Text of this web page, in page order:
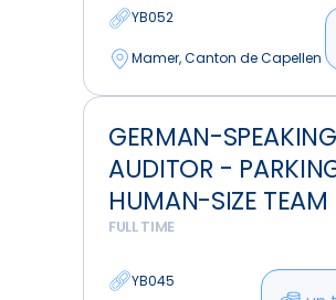
YB052
Mamer, Canton de Capellen
GERMAN-SPEAKING
AUDITOR -
HUMAN-SIZE TEAM
FULL TIME
YB045
German-
Speaking
Auditor
Parking,
size